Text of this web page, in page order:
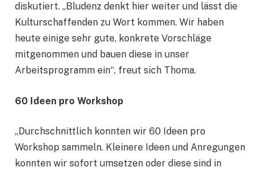
diskutiert. „Bludenz denkt hier weiter und lässt die
Kulturschaffenden zu Wort kommen. Wir haben
heute einige sehr gute, konkrete Vorschläge
mitgenommen und bauen diese in unser
Arbeitsprogramm ein“, freut sich Thoma.
60 Ideen pro Workshop
„Durchschnittlich konnten wir 60 Ideen pro
Workshop sammeln. Kleinere Ideen und Anregungen
konnten wir sofort umsetzen oder diese sind in